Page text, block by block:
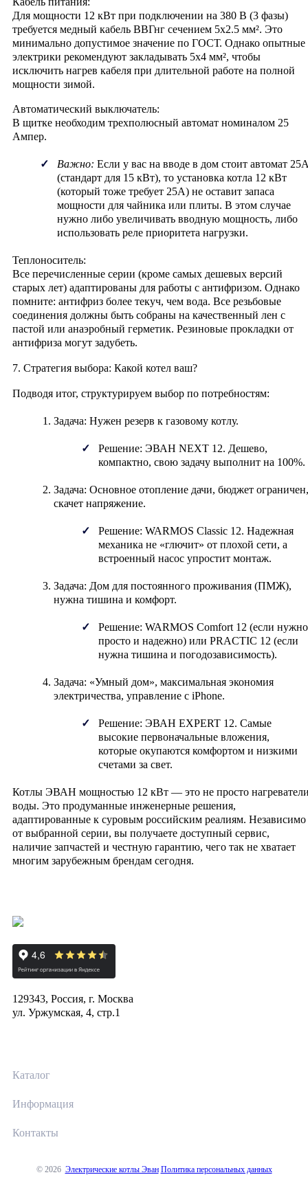
Для мощности 12 кВт при подключении на 380 В (3 фазы)
требуется медный кабель ВВГнг сечением 5х2.5 мм². Это
минимально допустимое значение по ГОСТ. Однако опытные
электрики рекомендуют закладывать 5х4 мм², чтобы
исключить нагрев кабеля при длительной работе на полной
мощности зимой.
Автоматический выключатель:
В щитке необходим трехполюсный автомат номиналом 25
Ампер.
Важно: Если у вас на вводе в дом стоит автомат
(стандарт для 15 кВт), то установка котла 12 кВт
(который тоже требует 25А) не оставит запаса
мощности для чайника или плиты. В этом случае
нужно либо увеличивать вводную мощность, либо
использовать реле приоритета нагрузки.
Теплоноситель:
Все перечисленные серии (кроме самых дешевых версий
старых лет) адаптированы для работы с антифризом. Однако
помните: антифриз более текуч, чем вода. Все резьбовые
соединения должны быть собраны на качественный лен с
пастой или анаэробный герметик. Резиновые прокладки от
антифриза могут задубеть.
7. Стратегия выбора: Какой котел ваш?
Подводя итог, структурируем выбор по потребностям:
Задача: Нужен резерв к газовому котлу.
Решение: ЭВАН NEXT 12. Дешево,
компактно, свою задачу выполнит на 100%.
Задача: Основное отопление дачи, бюджет ограничен,
скачет напряжение.
Решение: WARMOS Classic 12. Надежная
механика не «глючит» от плохой сети, а
встроенный насос упростит монтаж.
Задача: Дом для постоянного проживания (ПМЖ),
нужна тишина и комфорт.
Решение: WARMOS Comfort 12 (если нужно
просто и надежно) или PRACTIC 12 (если
нужна тишина и погодозависимость).
Задача: «Умный дом», максимальная экономия
электричества, управление с iPhone.
Решение: ЭВАН EXPERT 12. Самые
высокие первоначальные вложения,
которые окупаются комфортом и низкими
счетами за свет.
Котлы ЭВАН мощностью 12 кВт — это не просто
воды. Это продуманные инженерные решения,
адаптированные к суровым российским реалиям. Независимо
от выбранной серии, вы получаете доступный сервис,
наличие запчастей и честную гарантию, чего так не хватает
многим зарубежным брендам сегодня.
129343, Россия, г. Москва
ул. Уржумская, 4, стр.1
Каталог
Информация
Контакты
© 2026 Электрические котлы Эван Политика персональных данных